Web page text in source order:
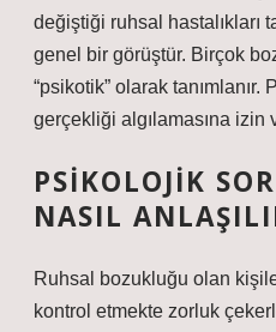
değiştiği ruhsal hastalıkları
genel bir görüştür. Birçok
“psikotik” olarak
gerçekliği algılamasına izin
PSIKOLOJIK
NASIL
Ruhsal bozukluğu olan
kontrol etmekte zorluk